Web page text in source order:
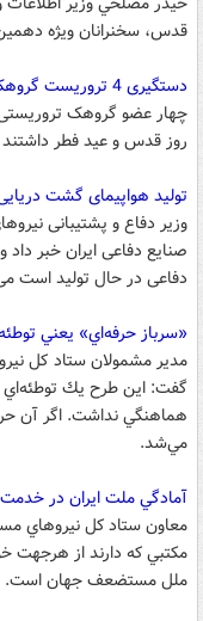
قدس، سخنرانان ويژه
دستگیری 4 تروریست گروهک جند الشیطان
چهار عضو گروهک تروریستی
روز قدس و عید فطر
تولید هواپیمای گشت
وزیر دفاع و پشتیبانی
صنایع دفاعی ایران خبر
دفاعی در حال تولید است
«سرباز حرفه‌‌اي» يعني
مدیر مشمولان ستاد کل
گفت: این طرح يك توطئه‌اي
هماهنگي نداشت. اگر آن
مي‌شد.
آمادگي ملت ايران در
معاون ستاد كل نيروهاي
مكتبي كه دارند از هرجهت
ملل مستضعف جهان است.